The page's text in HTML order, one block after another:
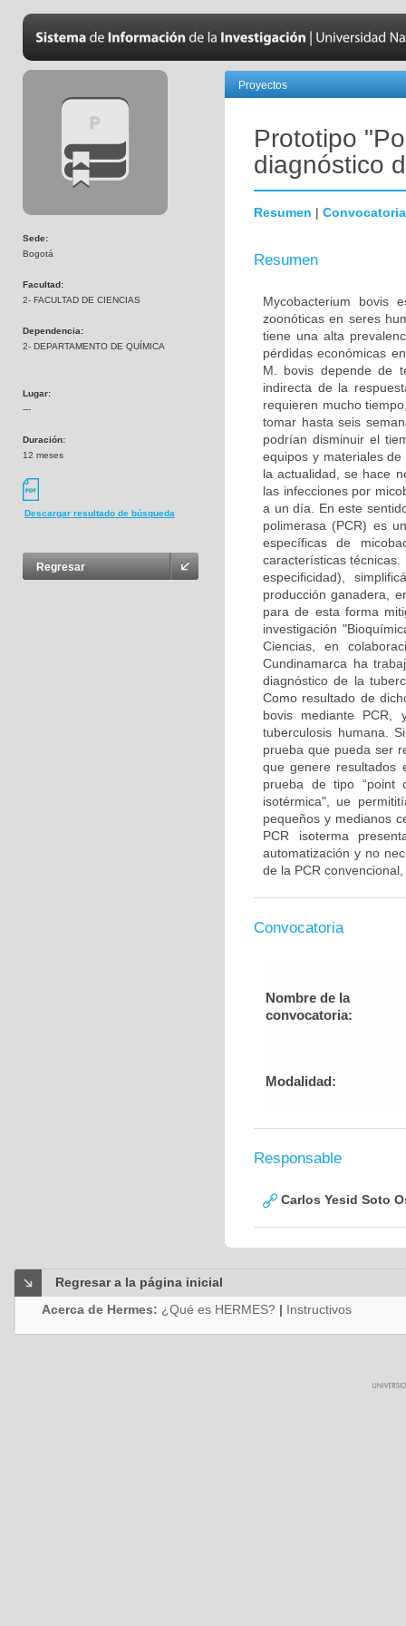
Sede:
Bogotá
Facultad:
2- FACULTAD DE CIENCIAS
Dependencia:
2- DEPARTAMENTO DE QUÍMICA
Lugar:
---
Duración:
12 meses
Descargar resultado de búsqueda
Regresar
Proyectos
Prototipo
diagnóstico
Resumen | Convocatoria
Resumen
Mycobacterium bovis
zoonóticas en seres
tiene una alta
pérdidas económicas
M. bovis depende de
indirecta de la
requieren mucho
tomar hasta seis
podrían disminuir el
equipos y materiales
la actualidad, se hace
las infecciones por
a un día. En este
polimerasa (PCR) es
específicas de
características
especificidad),
producción ganadera,
para de esta forma
investigación
Ciencias, en
Cundinamarca ha
diagnóstico de la
Como resultado de
bovis mediante PCR,
tuberculosis humana.
prueba que pueda ser
que genere resultados
prueba de tipo “point
isotérmica", ue
pequeños y medianos
PCR isoterma
automatización y no
de la PCR
Convocatoria
Nombre de la
convocatoria:
Modalidad:
Responsable
Carlos Yesid Soto
Regresar a la página inicial
Acerca de Hermes: ¿Qué es HERMES? | Instructivos